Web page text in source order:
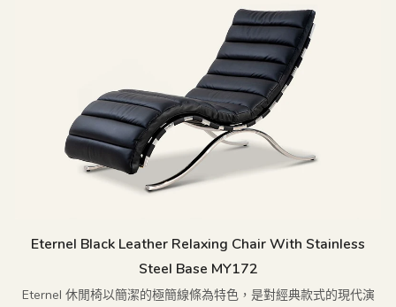
Eternel Black Leather Relaxing Chair With Stainless
Steel Base MY172
Eternel 休閒椅以簡潔的極簡線條為特色，是對經典款式的現代演